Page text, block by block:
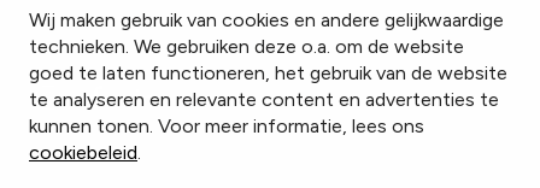
Wij maken gebruik van cookies en andere gelijkwaardige
technieken. We gebruiken deze o.a. om de website
goed te laten functioneren, het gebruik van de website
te analyseren en relevante content en advertenties te
kunnen tonen. Voor meer informatie, lees ons
cookiebeleid.
InstagramFacebookLinkedIn